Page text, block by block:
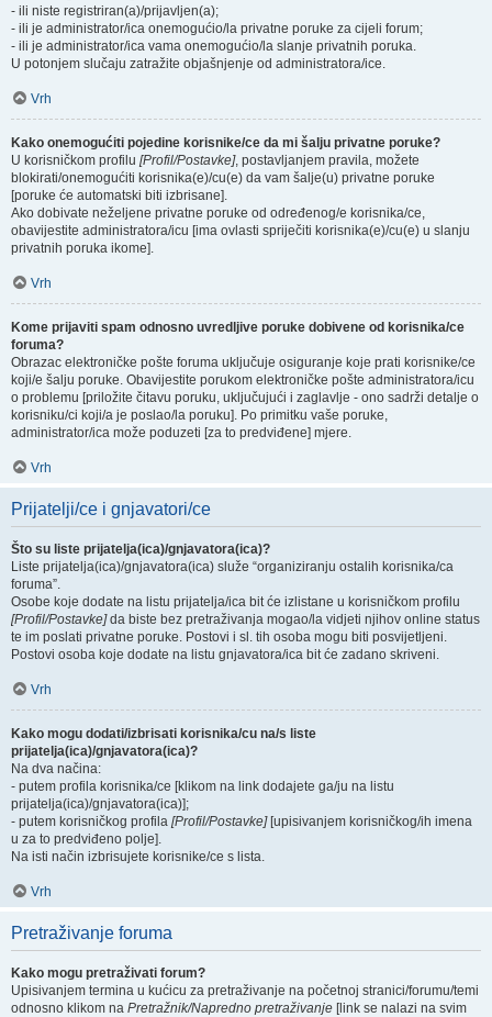
- ili niste registriran(a)/prijavljen(a);
- ili je administrator/ica onemogućio/la privatne poruke za cijeli forum;
- ili je administrator/ica vama onemogućio/la slanje privatnih poruka.
U potonjem slučaju zatražite objašnjenje od administratora/ice.
Vrh
Kako onemogućiti pojedine korisnike/ce da mi šalju privatne poruke?
U korisničkom profilu [Profil/Postavke], postavljanjem pravila, možete
blokirati/onemogućiti korisnika(e)/cu(e) da vam šalje(u) privatne poruke
[poruke će automatski biti izbrisane].
Ako dobivate neželjene privatne poruke od određenog/e korisnika/ce,
obavijestite administratora/icu [ima ovlasti spriječiti korisnika(e)/cu(e) u slanju
privatnih poruka ikome].
Vrh
Kome prijaviti spam odnosno uvredljive poruke dobivene od korisnika/ce
foruma?
Obrazac elektroničke pošte foruma uključuje osiguranje koje prati korisnike/ce
koji/e šalju poruke. Obavijestite porukom elektroničke pošte administratora/icu
o problemu [priložite čitavu poruku, uključujući i zaglavlje - ono sadrži detalje o
korisniku/ci koji/a je poslao/la poruku]. Po primitku vaše poruke,
administrator/ica može poduzeti [za to predviđene] mjere.
Vrh
Prijatelji/ce i gnjavatori/ce
Što su liste prijatelja(ica)/gnjavatora(ica)?
Liste prijatelja(ica)/gnjavatora(ica) služe “organiziranju ostalih korisnika/ca
foruma”.
Osobe koje dodate na listu prijatelja/ica bit će izlistane u korisničkom profilu
[Profil/Postavke]da biste bez pretraživanja mogao/la vidjeti njihov online status
te im poslati privatne poruke. Postovi i sl. tih osoba mogu biti posvijetljeni.
Postovi osoba koje dodate na listu gnjavatora/ica bit će zadano skriveni.
Vrh
Kako mogu dodati/izbrisati korisnika/cu na/s liste
prijatelja(ica)/gnjavatora(ica)?
Na dva načina:
- putem profila korisnika/ce [klikom na link dodajete ga/ju na listu
prijatelja(ica)/gnjavatora(ica)];
- putem korisničkog profila [Profil/Postavke][upisivanjem korisničkog/ih imena
u za to predviđeno polje].
Na isti način izbrisujete korisnike/ce s lista.
Vrh
Pretraživanje foruma
Kako mogu pretraživati forum?
Upisivanjem termina u kućicu za pretraživanje na početnoj stranici/forumu/temi
odnosno klikom na Pretražnik/Napredno pretraživanje [link se nalazi na svim